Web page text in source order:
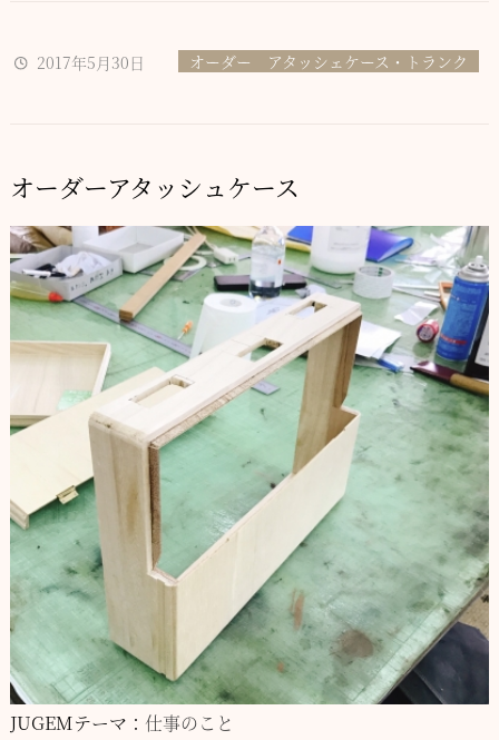
2017年5月30日 オーダー アタッシェケース・トランク
オーダーアタッシュケース
JUGEMテーマ： 仕事のこと